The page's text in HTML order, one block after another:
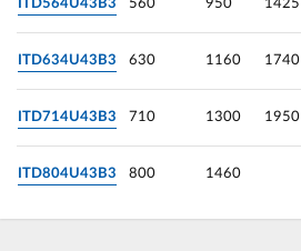
ITD564U43B3 560 950 1425
ITD634U43B3 630 1160 1740
ITD714U43B3 710 1300 1950
ITD804U43B3 800 1460